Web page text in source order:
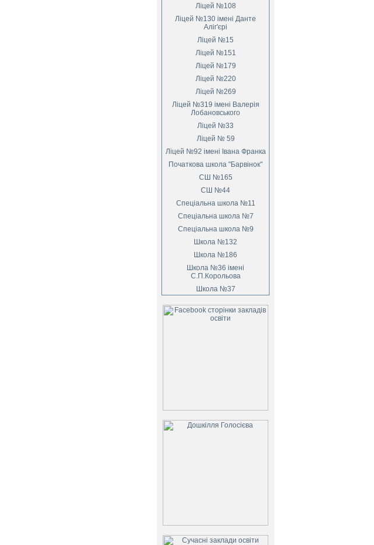
Ліцей №108
Ліцей №130 імені Данте
Аліг'єрі
Ліцей №15
Ліцей №151
Ліцей №179
Ліцей №220
Ліцей №269
Ліцей №319 імені Валерія
Лобановського
Ліцей №33
Ліцей № 59
Ліцей №92 імені Івана Франка
Початкова школа "Барвінок"
СШ №165
СШ №44
Спеціальна школа №11
Спеціальна школа №7
Спеціальна школа №9
Школа №132
Школа №186
Школа №36 імені
С.П.Корольова
Школа №37